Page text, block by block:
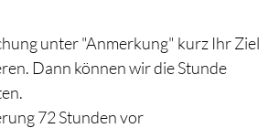
unter "Anmerkung" kurz Ihr Ziel
Dann können wir die Stunde
72 Stunden vor